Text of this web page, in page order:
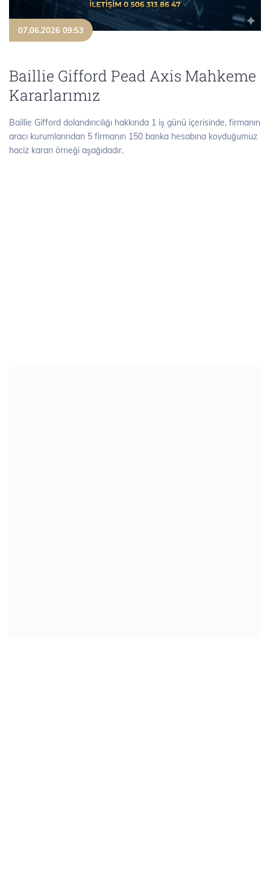
07.06.2026 09:53
Baillie Gifford Pead Axis Mahkeme
Kararlarımız
Baillie Gifford dolandırıcılığı hakkında 1 iş günü içerisinde, firmanın
aracı kurumlarından 5 firmanın 150 banka hesabına koyduğumuz
haciz kararı örneği aşağıdadır.